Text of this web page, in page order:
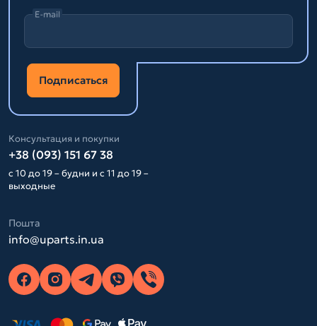
E-mail
Подписаться
Консультация и покупки
+38 (093) 151 67 38
с 10 до 19 – будни и с 11 до 19 –
выходные
Пошта
info@uparts.in.ua